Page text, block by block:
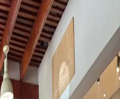
Artesanal
um espaço emOlímpia
que oferece cafés especiais e faz
o local foi avaliado por oferecer uma
onde tomar café especial em
restaurante ou outro tipo de